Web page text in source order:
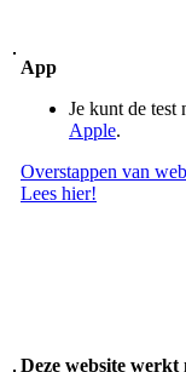
App
Je kunt de test
Apple.
Overstappen van
Lees hier!
Deze website werkt